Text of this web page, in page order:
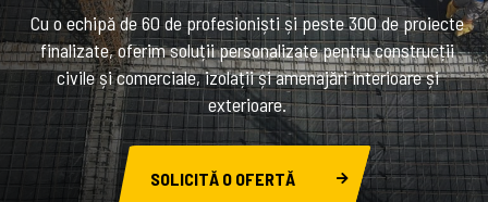
Cu o echipă de 60 de profesioniști și peste 300 de proiecte
finalizate, oferim soluții personalizate pentru construcții
civile și comerciale, izolații și amenajări interioare și
exterioare.
SOLICITĂ O OFERTĂ